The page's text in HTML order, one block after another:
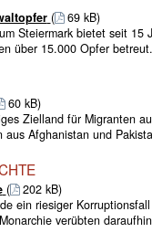
(
69 kB)
Steiermark bietet seit
über 15.000 Opfer betreut.
60 kB)
Zielland für Migranten
aus Afghanistan und
(
202 kB)
ein riesiger
verübten